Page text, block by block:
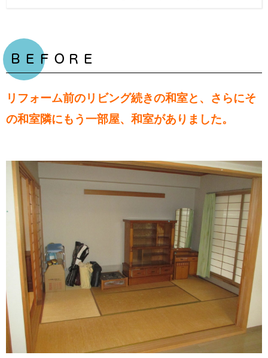
ＢＥＦＯＲＥ
リフォーム前のリビング続きの和室と、さらにそ
の和室隣にもう一部屋、和室がありました。